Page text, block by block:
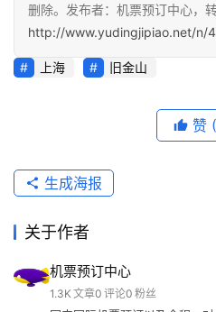
删除。发布者：机票预订中心，
http://www.yudingjipiao.net/n/
上海 旧金山
赞
生成海报
关于作者
机票预订中心
1.3K 文章0 评论0 粉丝